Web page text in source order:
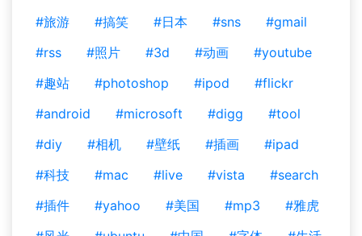
#旅游
#搞笑 #日本 #sns
#gmail
#rss
#照片 #3d #动画
#youtube
#趣站
#photoshop #ipod
#flickr
#android
#microsoft #digg
#tool
#diy
#相机 #壁纸 #插画
#ipad
#科技
#mac #live #vista
#search
#插件
#yahoo #美国 #mp3
#雅虎